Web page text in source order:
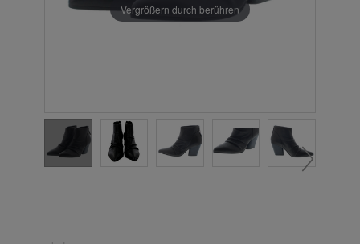
Vergrößern durch berühren